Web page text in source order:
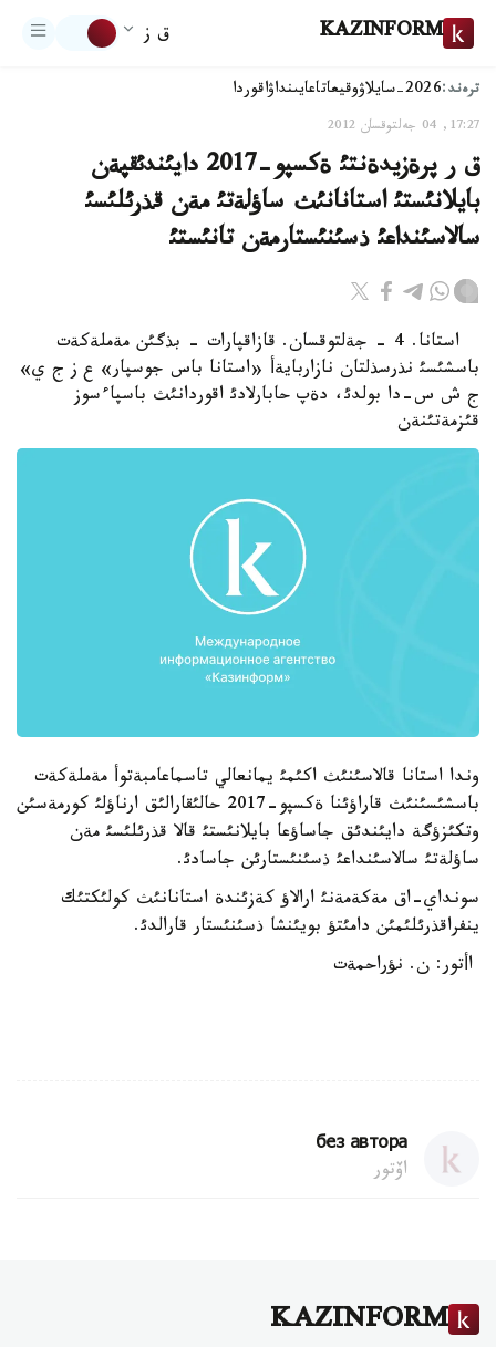
KAZINFORM ق ز
ترەند:2026-سايلاۋ وقيعاتاعايىنداۋاقوردا
17:27, 04 جەلتوقسان 2012
ق ر پرةزيدةنتئ ةكسپو-2017 دايئندئقپةن
بايلانئستئ استانانئث ساؤلةتئ مةن قذرئلئسئ
سالاسئنداعئ ذسئنئستارمةن تانئستئ
استانا. 4 - جةلتوقسان. قازاقپارات - بذگئن مةملةكةت
باسشئسئ نذرسذلتان نازاربايةأ «استانا باس جوسپار» ع ز ج ي»
ج ش س-دا بولدئ، دةپ حابارلادئ اقوردانئث باسپاءسوز
قئزمةتئنةن
وندا استانا قالاسئنئث اكئمئ يمانعالي تاسماعامبةتوأ مةملةكةت
باسشئسئنئث قاراؤئنا ةكسپو-2017 حالئقارالئق ارناؤلئ كورمةسئن
وتكئزؤگة دايئندئق جاساؤعا بايلانئستئ قالا قذرئلئسئ مةن
ساؤلةتئ سالاسئنداعئ ذسئنئستارئن جاسادئ.
سونداي-اق مةكةمةنئ ارالاؤ كةزئندة استانانئث كولئكتئك
ينفراقذرئلئمئن دامئتؤ بويئنشا ذسئنئستار قارالدئ.
اأتور: ن. نؤراحمةت
без автора
اۆتور
KAZINFORM